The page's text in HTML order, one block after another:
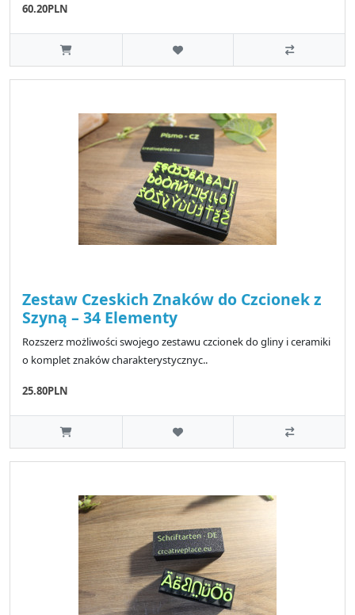
60.20PLN
Zestaw Czeskich Znaków do Czcionek z
Szyną – 34 Elementy
Rozszerz możliwości swojego zestawu czcionek do gliny i ceramiki
o komplet znaków charakterystycznyc..
25.80PLN